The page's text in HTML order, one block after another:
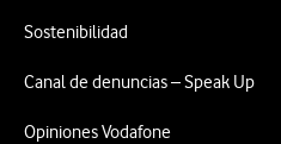
Sostenibilidad
Canal de denuncias – Speak Up
Opiniones Vodafone